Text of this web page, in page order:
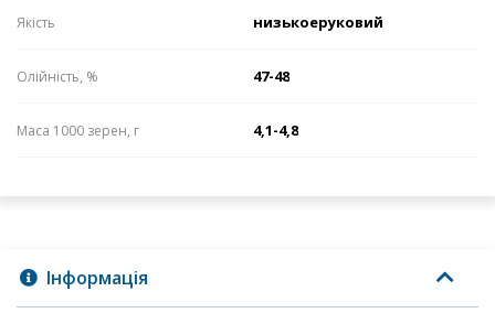
Якість низькоеруковий
Олійність, % 47-48
Маса 1000 зерен, г 4,1-4,8
Інформація